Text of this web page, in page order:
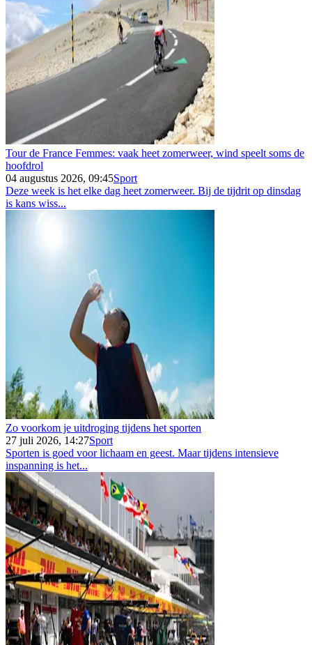
Tour de France Femmes: vaak heet zomerweer, wind speelt soms de
hoofdrol
04 augustus 2026, 09:45Sport
Deze week is het elke dag heet zomerweer. Bij de tijdrit op dinsdag
is kans wiss...
Zo voorkom je uitdroging tijdens het sporten
27 juli 2026, 14:27Sport
Sporten is goed voor lichaam en geest. Maar tijdens intensieve
inspanning is het...